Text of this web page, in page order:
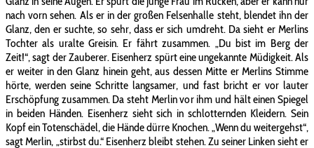
nach vorn sehen. Als er in der großen Felsenhalle steht, blendet ihn der
Glanz, den er suchte, so sehr, dass er sich umdreht. Da sieht er Merlins
Tochter als uralte Greisin. Er fährt zusammen. „Du bist im Berg der
Zeit!“, sagt der Zauberer. Eisenherz spürt eine ungekannte Müdigkeit. Als
er weiter in den Glanz hinein geht, aus dessen Mitte er Merlins Stimme
hörte, werden seine Schritte langsamer, und fast bricht er vor lauter
Erschöpfung zusammen. Da steht Merlin vor ihm und hält einen Spiegel
in beiden Händen. Eisenherz sieht sich in schlotternden Kleidern. Sein
Kopf ein Totenschädel, die Hände dürre Knochen. „Wenn du weitergehst“,
sagt Merlin, „stirbst du.“ Eisenherz bleibt stehen. Zu seiner Linken sieht er